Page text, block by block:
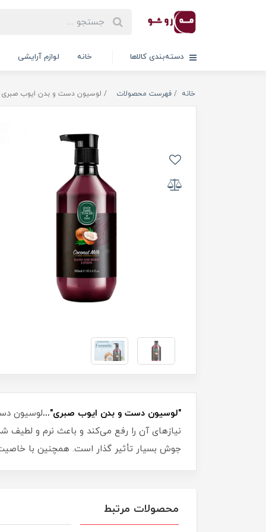
دسته‌بندی کالاها خانه لوازم آرایشی
خانه فهرست محصولات لوسیون دست و بدن ایوب صبری حاوی
"لوسیون دست و بدن ایوب صبری"...لوسیون
نیازهای آن را رفع می‌کند و باعث نرم و
جوش بسیار تأثیر گذار است. همچنین با
محصولات مرتبط